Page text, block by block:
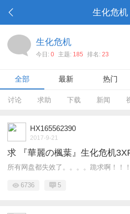
生化危机
生化危机
今日: 0 主题: 185 排名: 23
全部 最新 热门
讨论 求助 下载 新闻
HX165562390
2017-9-21
求 『華麗の楓葉』生化危机
所有网盘都失效了。。。。跪求啊！！
6736 5